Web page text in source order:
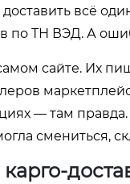
всё
по ТН ВЭД. А
сайте. Их
— там
смениться,